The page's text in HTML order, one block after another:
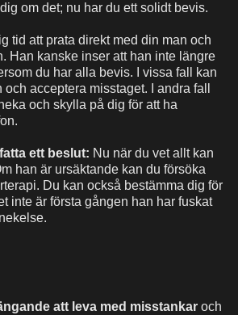
om det; nu har du ett solidt bevis.
tid att prata direkt med din man och
Han kanske inser att han inte längre
du har alla bevis. I vissa fall kan
acceptera misstaget. I andra fall
och skylla på dig för att ha
ett beslut: Nu när du vet allt kan
han är ursäktande kan du försöka
Du kan också bestämma dig för
inte är första gången han har fuskat
att leva med misstankar och